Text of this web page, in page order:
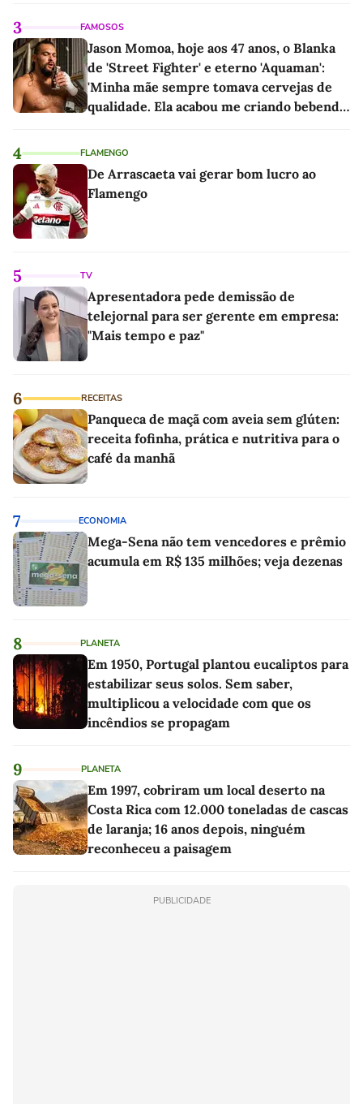
3 FAMOSOS
Jason Momoa, hoje aos 47 anos, o Blanka
de 'Street Fighter' e eterno 'Aquaman':
'Minha mãe sempre tomava cervejas de
qualidade. Ela acabou me criando bebendo
4 FLAMENGO
De Arrascaeta vai gerar bom lucro ao
Flamengo
5 TV
Apresentadora pede demissão de
telejornal para ser gerente em empresa:
"Mais tempo e paz"
6 RECEITAS
Panqueca de maçã com aveia sem glúten:
receita fofinha, prática e nutritiva para o
café da manhã
7 ECONOMIA
Mega-Sena não tem vencedores e prêmio
acumula em R$ 135 milhões; veja dezenas
8 PLANETA
Em 1950, Portugal plantou eucaliptos para
estabilizar seus solos. Sem saber,
multiplicou a velocidade com que os
incêndios se propagam
9 PLANETA
Em 1997, cobriram um local deserto na
Costa Rica com 12.000 toneladas de cascas
de laranja; 16 anos depois, ninguém
reconheceu a paisagem
PUBLICIDADE